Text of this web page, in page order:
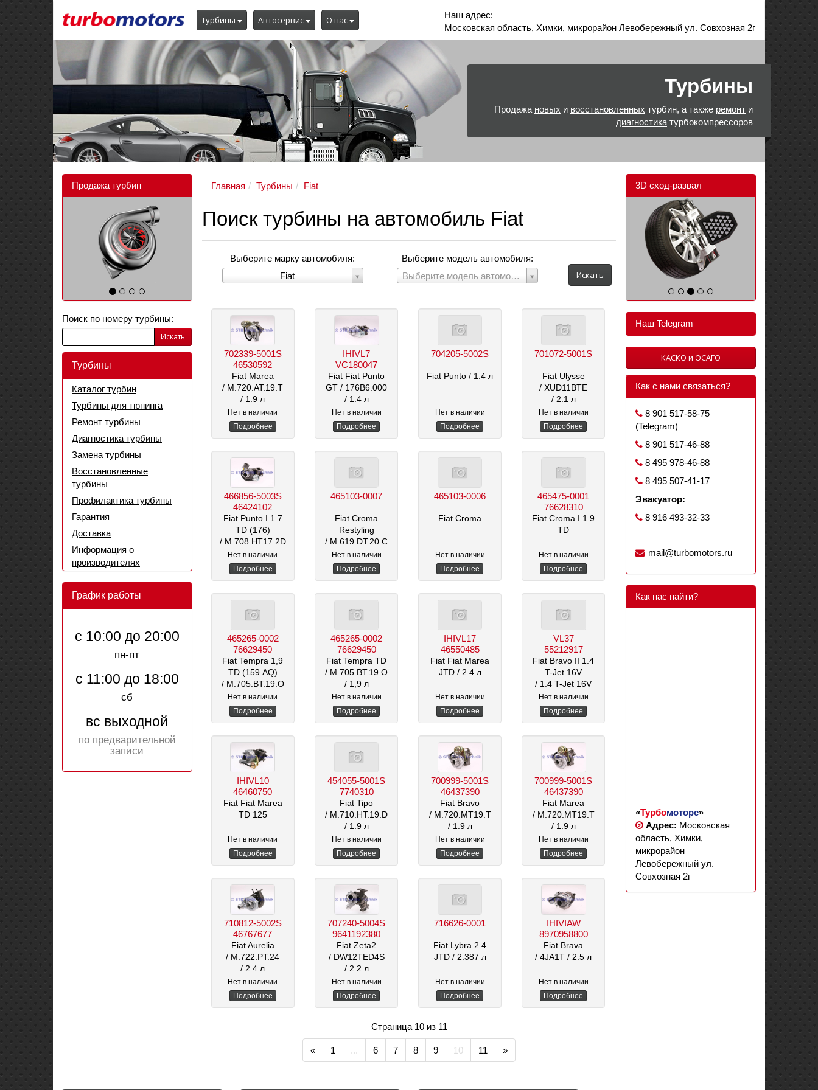
Турбины Автосервис О нас
Наш адрес:
Московская область, Химки, микрорайон Левобережный ул. Совхозная 2г
Турбины
Продажа новых и восстановленных турбин, а также ремонт и
диагностика турбокомпрессоров
Продажа турбин
Поиск по номеру турбины:
Искать
Турбины
Каталог турбин
Турбины для тюнинга
Ремонт турбины
Диагностика турбины
Замена турбины
Восстановленные
турбины
Профилактика турбины
Гарантия
Доставка
Информация о
производителях
График работы
с 10:00 до 20:00
пн-пт
с 11:00 до 18:00
сб
вс выходной
по предварительной
записи
Главная Турбины Fiat
Поиск турбины на автомобиль Fiat
Выберите марку автомобиля:
Fiat
марку
автомобиля:
Выберите модель автомобиля:
Выберите модель автомобиля
Выберите
модель
автомобиля:
Искать
702339-5001S
46530592
Fiat Marea
/ M.720.AT.19.T
/ 1.9 л
Нет в наличии
Подробнее
IHIVL7
VC180047
Fiat Fiat Punto
GT/ 176B6.000
/ 1.4 л
Нет в наличии
Подробнее
704205-5002S
Fiat Punto/ 1.4 л
Нет в наличии
Подробнее
701072-5001S
Fiat Ulysse
/ XUD11BTE
/ 2.1 л
Нет в наличии
Подробнее
466856-5003S
46424102
Fiat Punto I 1.7
TD (176)
/ M.708.HT17.2D
/ 1.7 л
Нет в наличии
Подробнее
465103-0007
Fiat Croma
Restyling
/ M.619.DT.20.C
/ 2,0 l л
Нет в наличии
Подробнее
465103-0006
Fiat Croma
Нет в наличии
Подробнее
465475-0001
76628310
Fiat Croma I 1.9
TD
Нет в наличии
Подробнее
465265-0002
76629450
Fiat Tempra 1,9
TD (159.AQ)
/ M.705.BT.19.O
/ 1,9 л
Нет в наличии
Подробнее
465265-0002
76629450
Fiat Tempra TD
/ M.705.BT.19.O
/ 1,9 л
Нет в наличии
Подробнее
IHIVL17
46550485
Fiat Fiat Marea
JTD / 2.4 л
Нет в наличии
Подробнее
VL37
55212917
Fiat Bravo II 1.4
T-Jet 16V
/ 1.4 T-Jet 16V
/ 120 л.с.
/ 1368 см3
Нет в наличии
Подробнее
IHIVL10
46460750
Fiat Fiat Marea
TD 125
Нет в наличии
Подробнее
454055-5001S
7740310
Fiat Tipo
/ M.710.HT.19.D
/ 1.9 л
Нет в наличии
Подробнее
700999-5001S
46437390
Fiat Bravo
/ M.720.MT19.T
/ 1.9 л
Нет в наличии
Подробнее
700999-5001S
46437390
Fiat Marea
/ M.720.MT19.T
/ 1.9 л
Нет в наличии
Подробнее
710812-5002S
46767677
Fiat Aurelia
/ M.722.PT.24
/ 2.4 л
Нет в наличии
Подробнее
707240-5004S
9641192380
Fiat Zeta2
/ DW12TED4S
/ 2.2 л
Нет в наличии
Подробнее
716626-0001
Fiat Lybra 2.4
JTD / 2.387 л
Нет в наличии
Подробнее
IHIVIAW
8970958800
Fiat Brava
/ 4JA1T / 2.5 л
Нет в наличии
Подробнее
Страница 10 из 11
« 1 ... 6 7 8 9 10 11 »
3D сход-развал
Наш Telegram
КАСКО и ОСАГО
Как с нами связаться?
8 901 517-58-75
(Telegram)
8 901 517-46-88
8 495 978-46-88
8 495 507-41-17
Эвакуатор:
8 916 493-32-33
mail@turbomotors.ru
Как нас найти?
«Турбомоторс»
Адрес: Московская
область, Химки,
микрорайон
Левобережный ул.
Совхозная 2г